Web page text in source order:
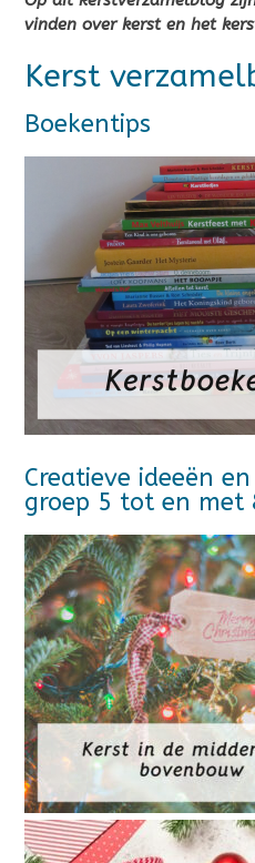
vinden over kerst en het
Kerst
Boekentips
Creatieve ideeën
groep 5 tot en met